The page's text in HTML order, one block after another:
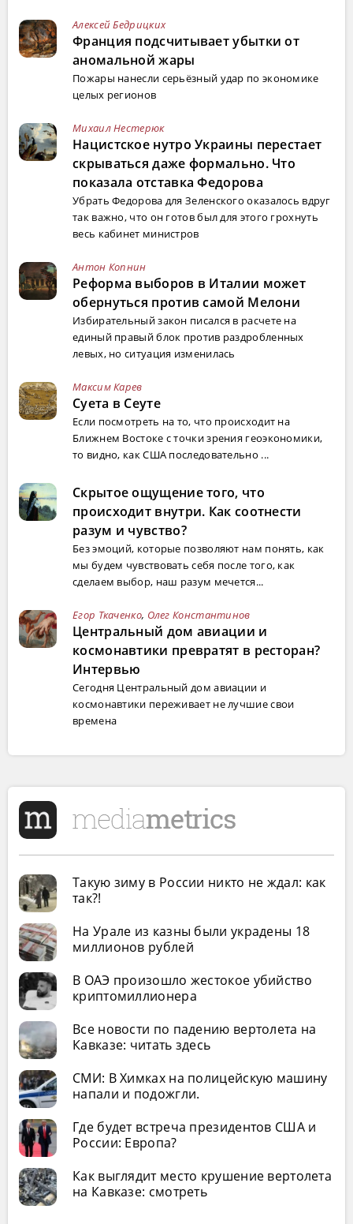
Алексей Бедрицких
Франция подсчитывает убытки от
аномальной жары
Пожары нанесли серьёзный удар по экономике
целых регионов
Михаил Нестерюк
Нацистское нутро Украины перестает
скрываться даже формально. Что
показала отставка Федорова
Убрать Федорова для Зеленского оказалось вдруг
так важно, что он готов был для этого грохнуть
весь кабинет министров
Антон Копнин
Реформа выборов в Италии может
обернуться против самой Мелони
Избирательный закон писался в расчете на
единый правый блок против раздробленных
левых, но ситуация изменилась
Максим Карев
Суета в Сеуте
Если посмотреть на то, что происходит на
Ближнем Востоке с точки зрения геоэкономики,
то видно, как США последовательно ...
Скрытое ощущение того, что
происходит внутри. Как соотнести
разум и чувство?
Без эмоций, которые позволяют нам понять, как
мы будем чувствовать себя после того, как
сделаем выбор, наш разум мечется...
Егор Ткаченко, Олег Константинов
Центральный дом авиации и
космонавтики превратят в ресторан?
Интервью
Сегодня Центральный дом авиации и
космонавтики переживает не лучшие свои
времена
Такую зиму в России никто не ждал: как
так?!
На Урале из казны были украдены 18
миллионов рублей
В ОАЭ произошло жестокое убийство
криптомиллионера
Все новости по падению вертолета на
Кавказе: читать здесь
СМИ: В Химках на полицейскую машину
напали и подожгли.
Где будет встреча президентов США и
России: Европа?
Как выглядит место крушение вертолета
на Кавказе: смотреть